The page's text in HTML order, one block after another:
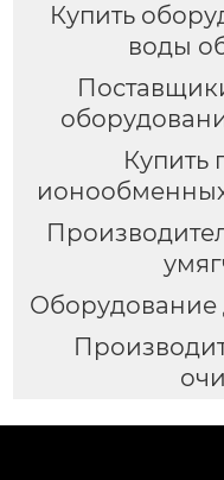
Купить
воды
Купить
Оборудование